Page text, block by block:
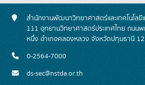
สำนักงานพัฒนาวิทยาศาสตร์และเทคโนโล
111 อุทยานวิทยาศาสตร์ประเทศไทย ถนน
หนึ่ง อำเภอคลองหลวง จังหวัดปทุมธานี
0-2564-7000
ds-sec@nstda.or.th